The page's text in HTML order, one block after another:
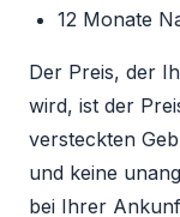
12 Monate
Der Preis, der
wird, ist der
versteckten
und keine
bei Ihrer